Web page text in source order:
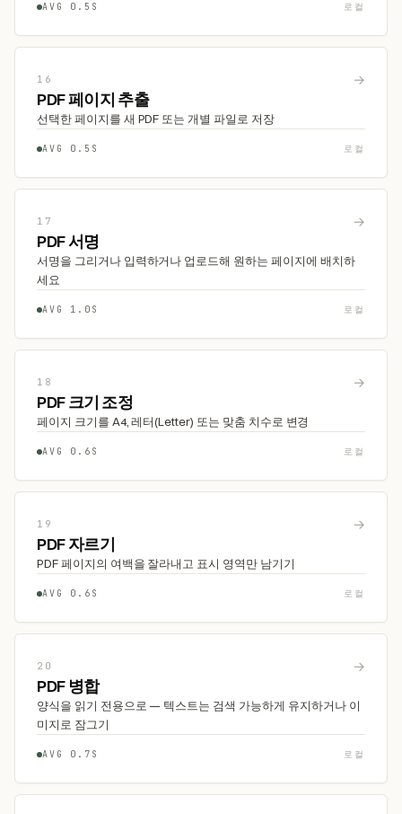
AVG 0.5S 로컬
16 →
PDF 페이지 추출
선택한 페이지를 새 PDF 또는 개별 파일로 저장
AVG 0.5S 로컬
17 →
PDF 서명
서명을 그리거나 입력하거나 업로드해 원하는 페이지에 배치하
세요
AVG 1.0S 로컬
18 →
PDF 크기 조정
페이지 크기를 A4, 레터(Letter) 또는 맞춤 치수로 변경
AVG 0.6S 로컬
19 →
PDF 자르기
PDF 페이지의 여백을 잘라내고 표시 영역만 남기기
AVG 0.6S 로컬
20 →
PDF 병합
양식을 읽기 전용으로 — 텍스트는 검색 가능하게 유지하거나 이
미지로 잠그기
AVG 0.7S 로컬